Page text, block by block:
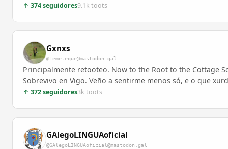
↑ 374 seguidores9.1k toots
Gxnxs
@Lemeteque@mastodon.gal
Principalmente retooteo. Now to the Root to the Cottage
Sobrevivo en Vigo. Veño a sentirme menos só, e o que
↑ 372 seguidores3k toots
GAlegoLINGUAoficial
@GAlegoLINGUAoficial@mastodon.gal